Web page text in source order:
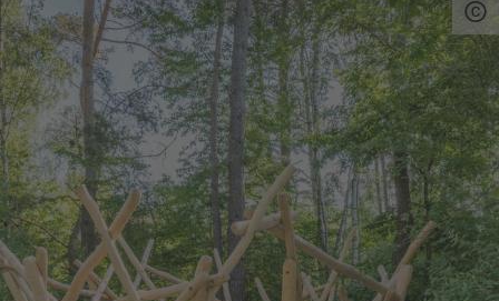
Öffnungszeiten sind witterungsbedingt
Kneipp-Anlage im Kurpark:Wassertretbecken,
Armbecken, Barfußpfad.
Rodelnim Kurpark am Rodelhang neben dem
Ziegengehege
Schlittschuhlaufenauf den Weihern im
Generationenpark
Hundebadestelle: Weiher im Generationenpark
Kostenloser Parkplatzan der Eslarner Straße